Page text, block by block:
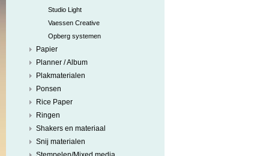
Studio Light
Vaessen Creative
Opberg systemen
Papier
Planner / Album
Plakmaterialen
Ponsen
Rice Paper
Ringen
Shakers en materiaal
Snij materialen